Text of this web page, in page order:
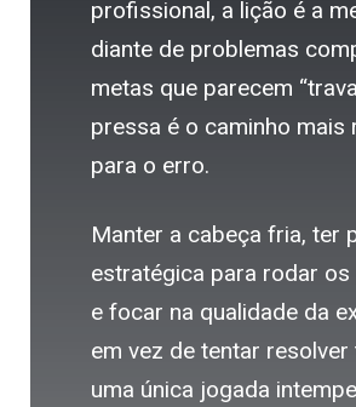
profissional, a lição é a
diante de problemas
metas que parecem
pressa é o caminho mais
para o erro.
Manter a cabeça fria, ter
estratégica para rodar
e focar na qualidade da
em vez de tentar resolver
uma única jogada